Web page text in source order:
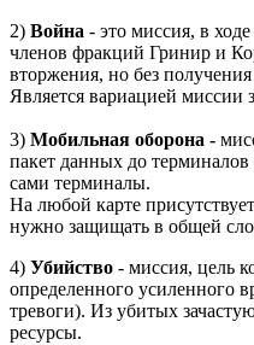
2) Война - это миссия, в
членов фракций Гринир и
вторжения, но без
Является вариацией миссии
3) Мобильная оборона -
пакет данных до
сами терминалы.
На любой карте
нужно защищать в общей
4) Убийство - миссия, цель
определенного усиленного
тревоги). Из убитых
ресурсы.